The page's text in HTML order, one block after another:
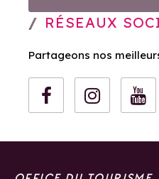
RÉSEAUX
Partageons nos